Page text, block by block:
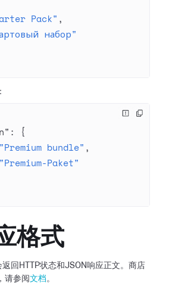
Pack" ,
набор"
: {
"Premium bundle" ,
"Premium-Paket"
格式
回HTTP状态和JSON响应正文。商店
请参阅 文档。